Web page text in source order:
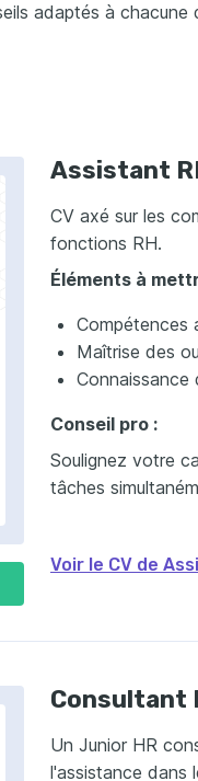
adaptés à chacune
Assistant
CV axé sur les
fonctions RH.
Éléments à
Compétences
Maîtrise des
Connaissance
Conseil pro :
Soulignez votre
tâches
Voir le CV de
Consultant
Un Junior HR
l'assistance dans